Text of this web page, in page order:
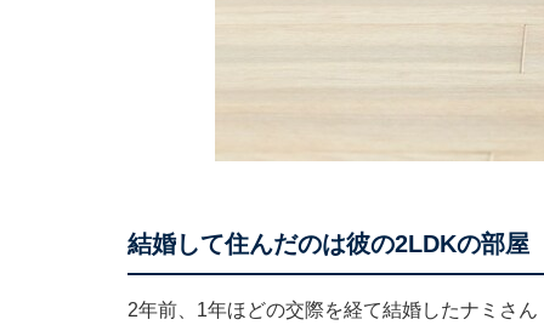
結婚して住んだのは彼の2LDKの部屋
2年前、1年ほどの交際を経て結婚したナミさ